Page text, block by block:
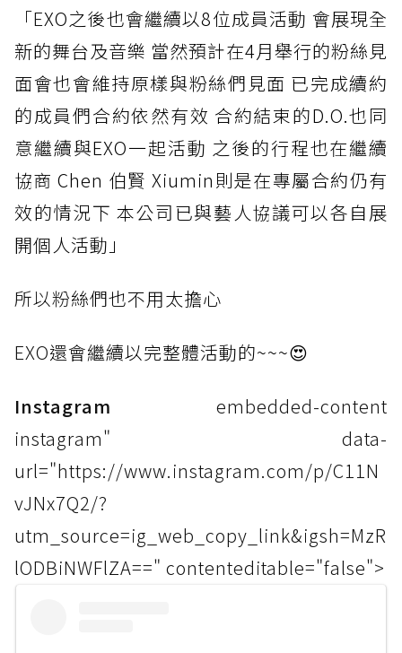
「EXO之後也會繼續以8位成員活動 會展現全
新的舞台及音樂 當然預計在4月舉行的粉絲見
面會也會維持原樣與粉絲們見面 已完成續約
的成員們合約依然有效 合約結束的D.O.也同
意繼續與EXO一起活動 之後的行程也在繼續
協商 Chen 伯賢 Xiumin則是在專屬合約仍有
效的情況下 本公司已與藝人協議可以各自展
開個人活動」
所以粉絲們也不用太擔心
EXO還會繼續以完整體活動的~~~😍
Instagram embedded-content
instagram" data-
url="https://www.instagram.com/p/C11N
vJNx7Q2/?
utm_source=ig_web_copy_link&igsh=MzR
lODBiNWFlZA==" contenteditable="false">